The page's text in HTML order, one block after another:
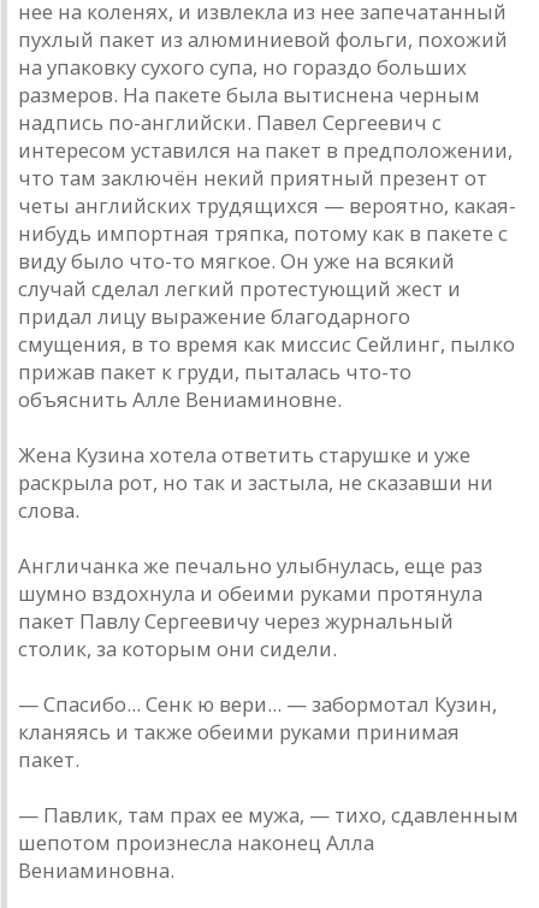
нее на коленях, и извлекла из нее запечатанный
пухлый пакет из алюминиевой фольги, похожий
на упаковку сухого супа, но гораздо больших
размеров. На пакете была вытиснена черным
надпись по-английски. Павел Сергеевич с
интересом уставился на пакет в предположении,
что там заключён некий приятный презент от
четы английских трудящихся — вероятно, какая-
нибудь импортная тряпка, потому как в пакете с
виду было что-то мягкое. Он уже на всякий
случай сделал легкий протестующий жест и
придал лицу выражение благодарного
смущения, в то время как миссис Сейлинг, пылко
прижав пакет к груди, пыталась что-то
объяснить Алле Вениаминовне.
Жена Кузина хотела ответить старушке и уже
раскрыла рот, но так и застыла, не сказавши ни
слова.
Англичанка же печально улыбнулась, еще раз
шумно вздохнула и обеими руками протянула
пакет Павлу Сергеевичу через журнальный
столик, за которым они сидели.
— Спасибо... Сенк ю вери... — забормотал Кузин,
кланяясь и также обеими руками принимая
пакет.
— Павлик, там прах ее мужа, — тихо, сдавленным
шепотом произнесла наконец Алла
Вениаминовна.